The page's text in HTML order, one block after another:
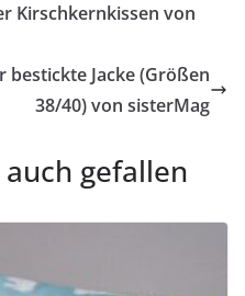
Kirschkernkissen von
Jacke (Größen
38/40) von sisterMag
gefallen